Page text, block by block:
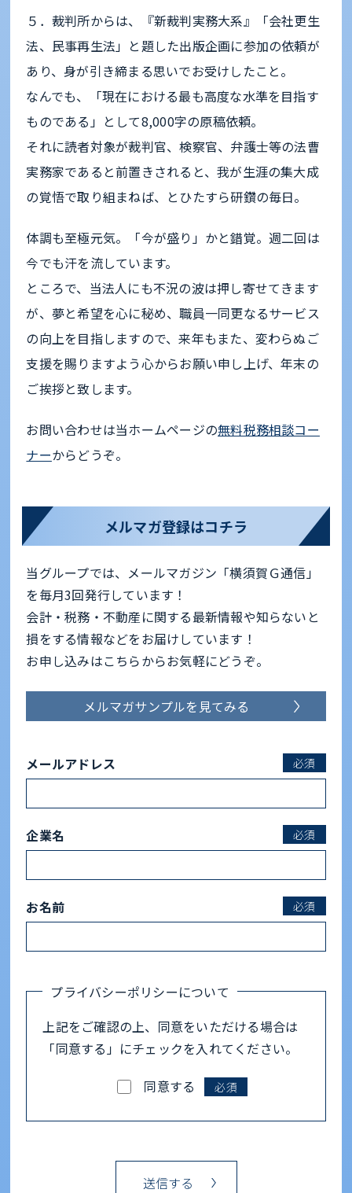
５．裁判所からは、『新裁判実務大系』「会社更生
法、民事再生法」と題した出版企画に参加の依頼が
あり、身が引き締まる思いでお受けしたこと。
なんでも、「現在における最も高度な水準を目指す
ものである」として8,000字の原稿依頼。
それに読者対象が裁判官、検察官、弁護士等の法曹
実務家であると前置きされると、我が生涯の集大成
の覚悟で取り組まねば、とひたすら研鑽の毎日。
体調も至極元気。「今が盛り」かと錯覚。週二回は
今でも汗を流しています。
ところで、当法人にも不況の波は押し寄せてきます
が、夢と希望を心に秘め、職員一同更なるサービス
の向上を目指しますので、来年もまた、変わらぬご
支援を賜りますよう心からお願い申し上げ、年末の
ご挨拶と致します。
お問い合わせは当ホームページの無料税務相談コー
ナーからどうぞ。
メルマガ登録はコチラ
当グループでは、メールマガジン「横須賀Ｇ通信」
を毎月3回発行しています！
会計・税務・不動産に関する最新情報や知らないと
損をする情報などをお届けしています！
お申し込みはこちらからお気軽にどうぞ。
メルマガサンプルを見てみる
メールアドレス 必須
企業名 必須
お名前 必須
プライバシーポリシーについて
上記をご確認の上、同意をいただける場合は
「同意する」にチェックを入れてください。
同意する
必須